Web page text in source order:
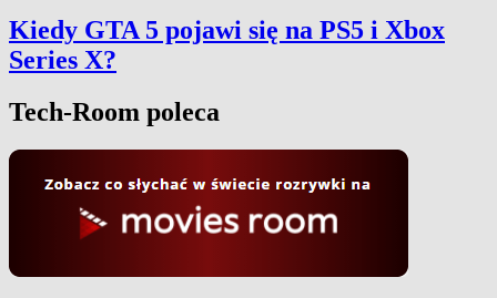
Kiedy GTA 5 pojawi się na PS5 i Xbox
Series X?
Tech-Room poleca